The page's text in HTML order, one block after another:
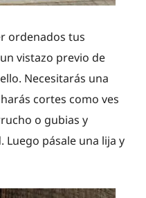
ordenados tus
vistazo previo de
Necesitarás una
cortes como ves
o gubias y
Luego pásale una lija y